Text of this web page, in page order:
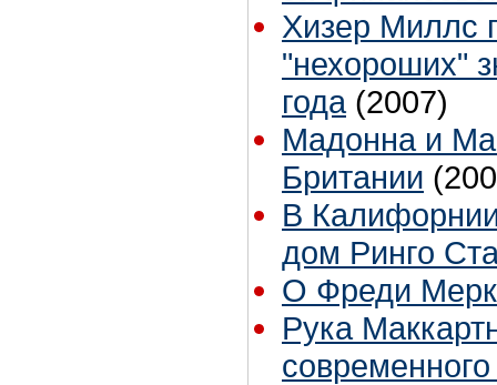
Хизер Миллс
"нехороших"
года (2007)
Мадонна и
Британии
В
дом Ринго
О Фреди
Рука